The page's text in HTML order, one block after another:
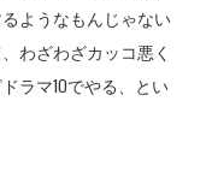
ようなもんじゃない
わざわざカッコ悪く
ラマ10でやる、とい